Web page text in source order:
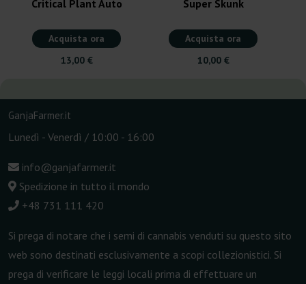
Critical Plant Auto
Acquista ora
13,00 €
Super Skunk
Acquista ora
10,00 €
GanjaFarmer.it
Lunedì - Venerdì / 10:00 - 16:00
info@ganjafarmer.it
Spedizione in tutto il mondo
+48 731 111 420
Si prega di notare che i semi di cannabis venduti su questo sito
web sono destinati esclusivamente a scopi collezionistici. Si
prega di verificare le leggi locali prima di effettuare un